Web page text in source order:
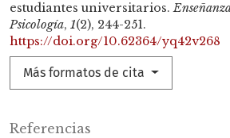
estudiantes universitarios.
Psicología, 1(2), 244-251.
https://doi.org/10.62364/yq42v268
Más formatos de cita
Referencias